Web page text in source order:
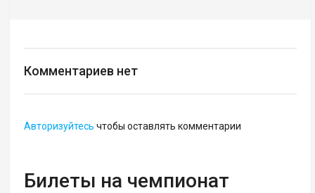
Комментариев нет
Авторизуйтесь чтобы оставлять комментарии
Билеты на чемпионат